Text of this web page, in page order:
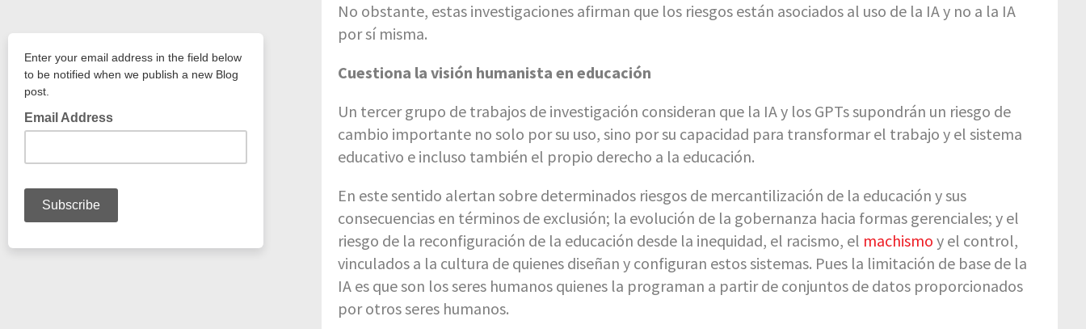
No obstante, estas investigaciones afirman que los riesgos están asociados al uso de la IA y no a la IA
por sí misma.
Cuestiona la visión humanista en educación
Un tercer grupo de trabajos de investigación consideran que la IA y los GPTs supondrán un riesgo de
cambio importante no solo por su uso, sino por su capacidad para transformar el trabajo y el sistema
educativo e incluso también el propio derecho a la educación.
En este sentido alertan sobre determinados riesgos de mercantilización de la educación y sus
consecuencias en términos de exclusión; la evolución de la gobernanza hacia formas gerenciales; y el
riesgo de la reconfiguración de la educación desde la inequidad, el racismo, el machismo y el control,
vinculados a la cultura de quienes diseñan y configuran estos sistemas. Pues la limitación de base de la
IA es que son los seres humanos quienes la programan a partir de conjuntos de datos proporcionados
por otros seres humanos.